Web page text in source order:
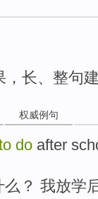
，长、整句
权威例句
do after
么 ？ 我放学